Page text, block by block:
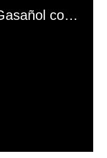
El mal momento de Yanina Gasañol con un hincha argentino en "Subrayado"